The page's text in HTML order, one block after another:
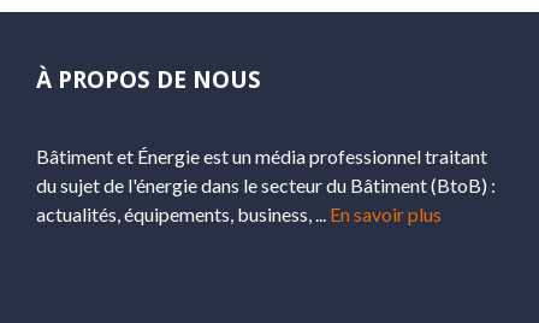
À PROPOS DE NOUS
Bâtiment et Énergie est un média professionnel traitant
du sujet de l'énergie dans le secteur du Bâtiment (BtoB) :
actualités, équipements, business, ... En savoir plus